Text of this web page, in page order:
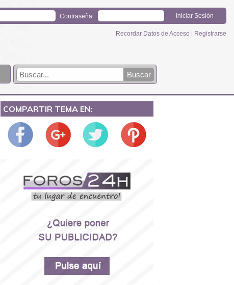
Contraseña:
Recordar Datos de Acceso Registrarse
COMPARTIR TEMA EN: